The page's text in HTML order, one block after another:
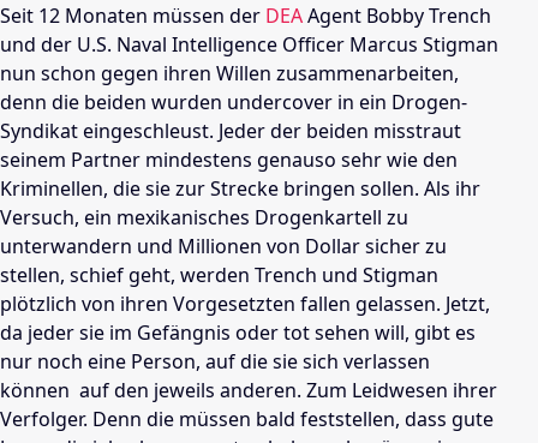
Seit 12 Monaten müssen der DEAAgent Bobby Trench
und der U.S. Naval Intelligence Officer Marcus Stigman
nun schon gegen ihren Willen zusammenarbeiten,
denn die beiden wurden undercover in ein Drogen-
Syndikat eingeschleust. Jeder der beiden misstraut
seinem Partner mindestens genauso sehr wie den
Kriminellen, die sie zur Strecke bringen sollen. Als ihr
Versuch, ein mexikanisches Drogenkartell zu
unterwandern und Millionen von Dollar sicher zu
stellen, schief geht, werden Trench und Stigman
plötzlich von ihren Vorgesetzten fallen gelassen. Jetzt,
da jeder sie im Gefängnis oder tot sehen will, gibt es
nur noch eine Person, auf die sie sich verlassen
können  auf den jeweils anderen. Zum Leidwesen ihrer
Verfolger. Denn die müssen bald feststellen, dass gute